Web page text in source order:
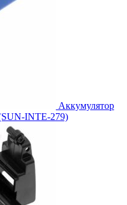
Аккумулятор
INTE-279)